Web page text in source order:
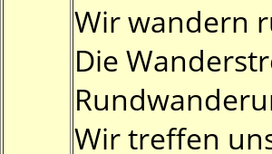
Wir wandern
Die
Wir treffen